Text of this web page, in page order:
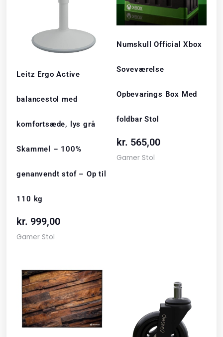
Leitz Ergo Active
balancestol med
komfortsæde, lys grå
Skammel – 100%
genanvendt stof – Op til
110 kg
kr. 999,00
Gamer Stol
Numskull Official Xbox
Soveværelse
Opbevarings Box Med
foldbar Stol
kr. 565,00
Gamer Stol